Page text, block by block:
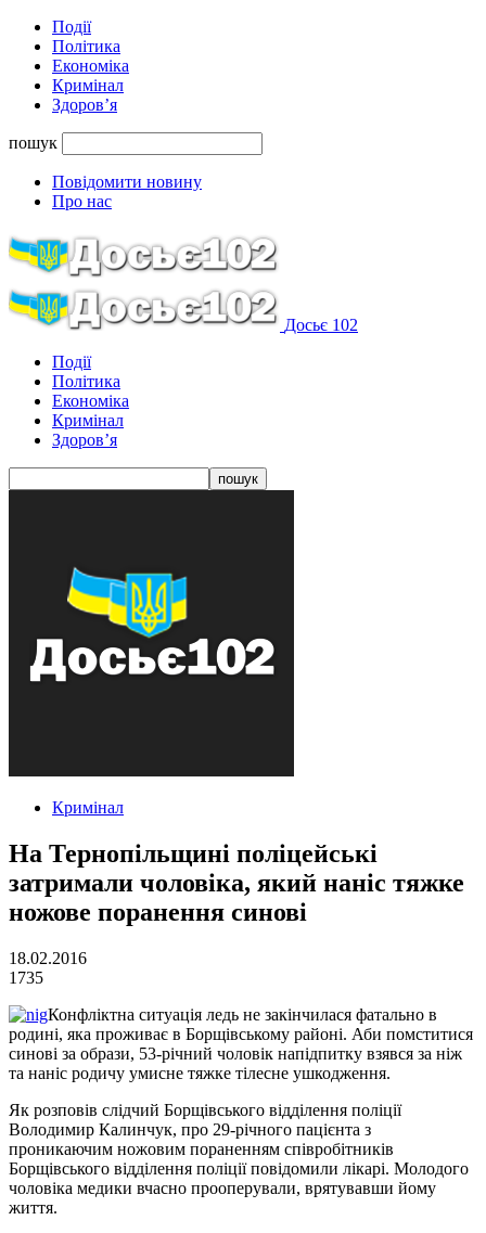
Події
Політика
Економіка
Кримінал
Здоров’я
пошук
Повідомити новину
Про нас
Досьє 102
Події
Політика
Економіка
Кримінал
Здоров’я
Кримінал
На Тернопільщині поліцейські
затримали чоловіка, який наніс тяжке
ножове поранення синові
18.02.2016
1735
Конфліктна ситуація ледь не закінчилася фатально в
родині, яка проживає в Борщівському районі. Аби помститися
синові за образи, 53-річний чоловік напідпитку взявся за ніж
та наніс родичу умисне тяжке тілесне ушкодження.
Як розповів слідчий Борщівського відділення поліції
Володимир Калинчук, про 29-річного пацієнта з
проникаючим ножовим пораненням співробітників
Борщівського відділення поліції повідомили лікарі. Молодого
чоловіка медики вчасно прооперували, врятувавши йому
життя.